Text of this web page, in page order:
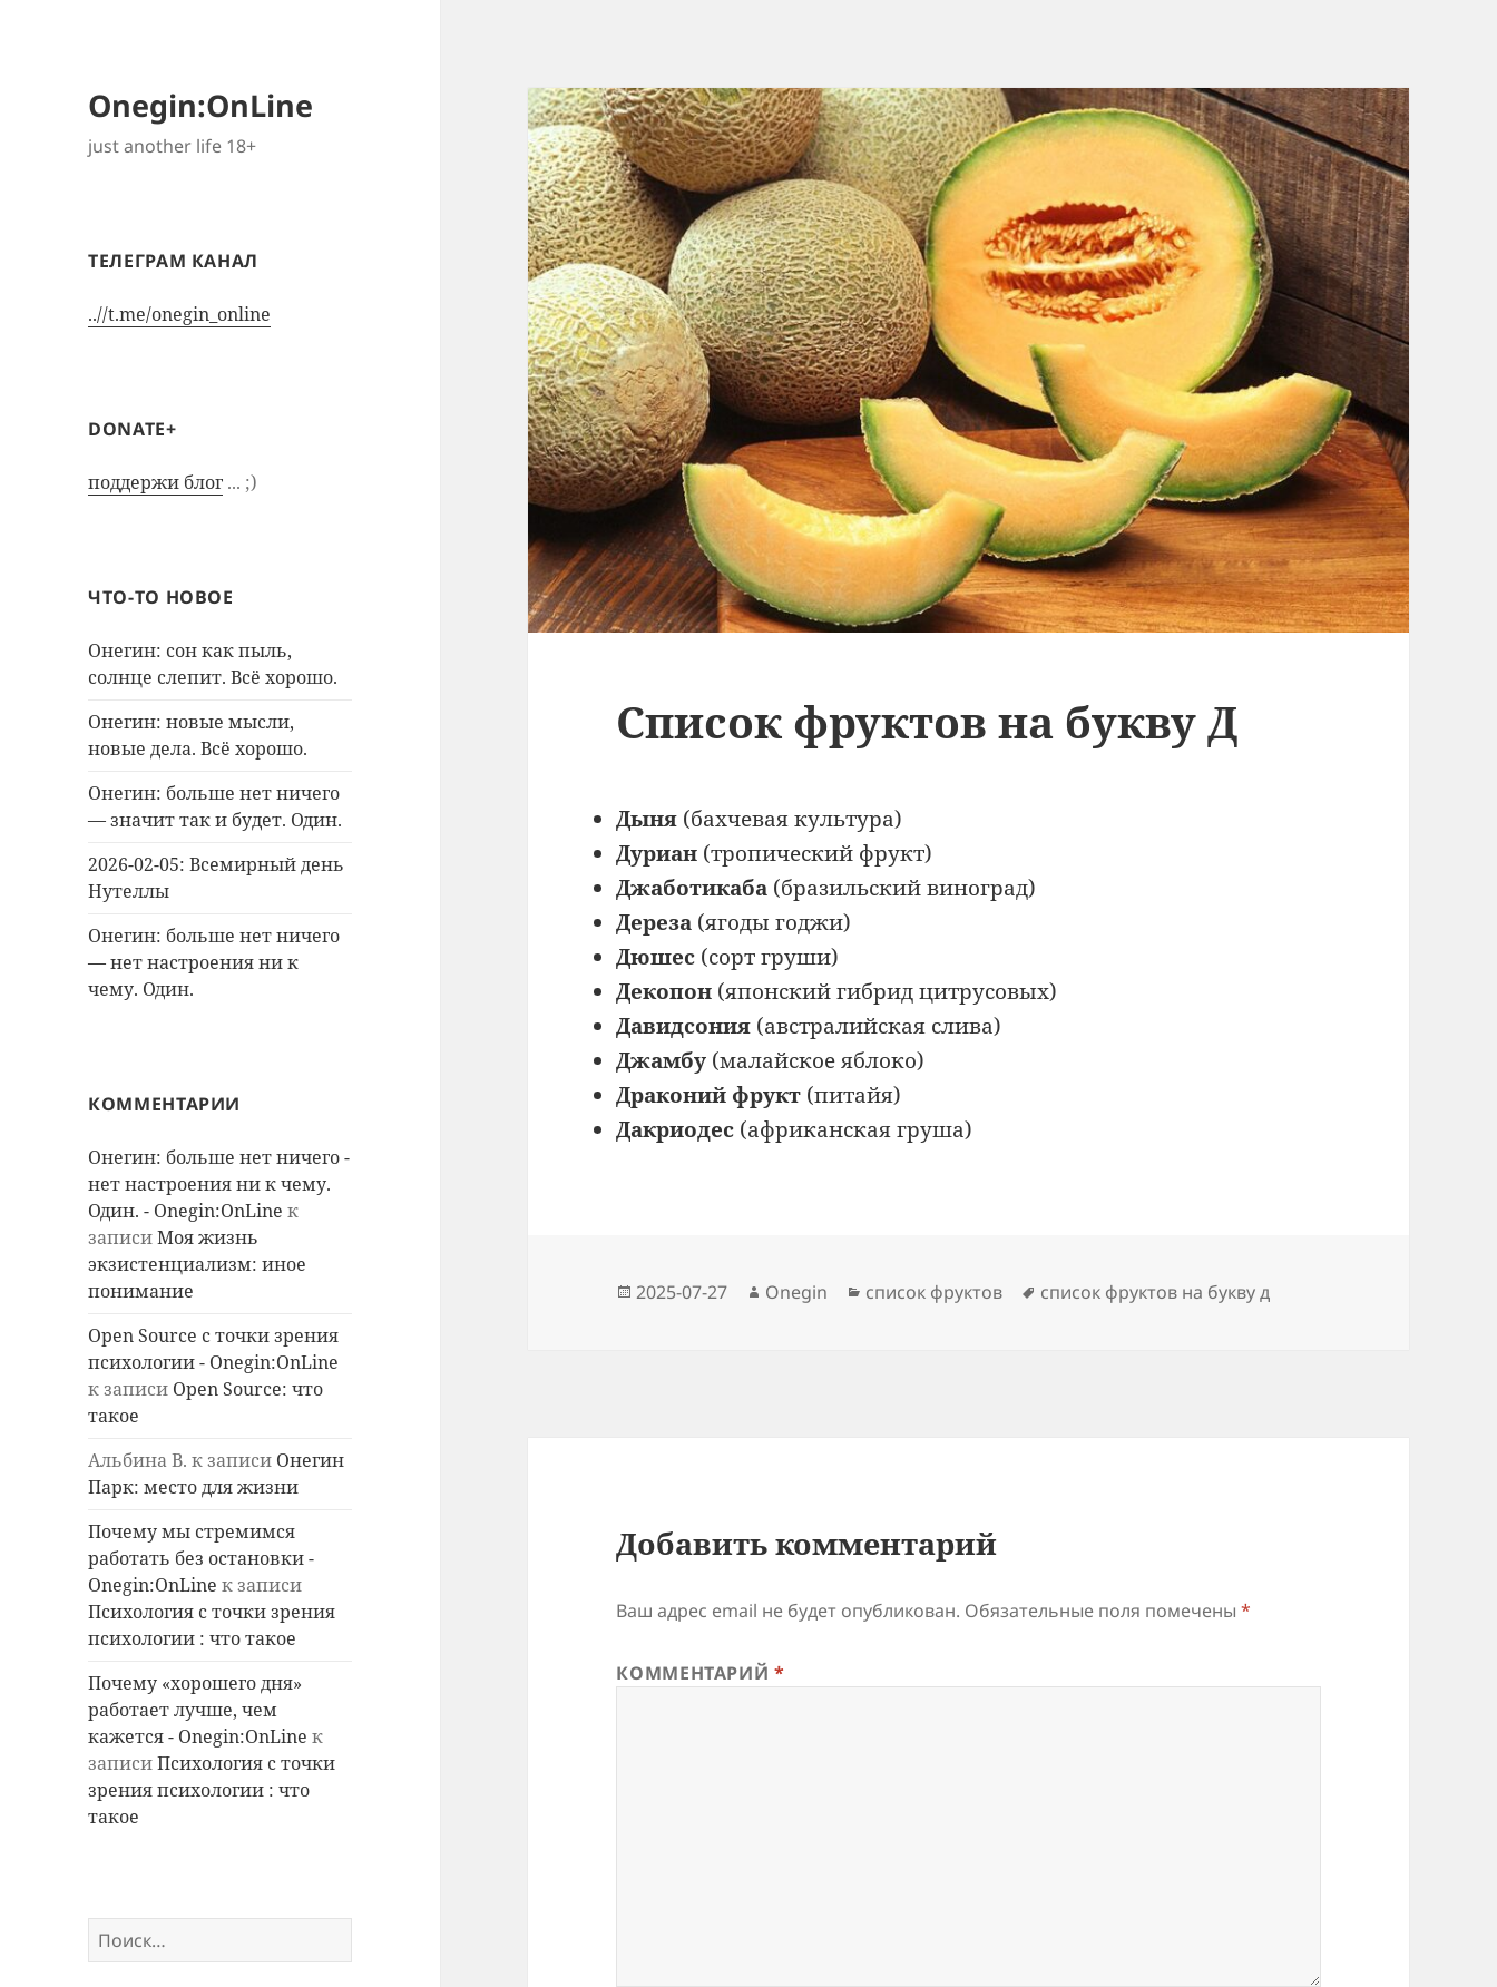
Onegin:OnLine
just another life 18+
ТЕЛЕГРАМ КАНАЛ
..//t.me/onegin_online
DONATE+
поддержи блог ... ;)
ЧТО-ТО НОВОЕ
Онегин: сон как пыль,
солнце слепит. Всё хорошо.
Онегин: новые мысли,
новые дела. Всё хорошо.
Онегин: больше нет ничего
— значит так и будет. Один.
2026-02-05: Всемирный день
Нутеллы
Онегин: больше нет ничего
— нет настроения ни к
чему. Один.
КОММЕНТАРИИ
Онегин: больше нет ничего -
нет настроения ни к чему.
Один. - Onegin:OnLine к
записиМоя жизнь
экзистенциализм: иное
понимание
Open Source с точки зрения
психологии - Onegin:OnLine
к записи Open Source: что
такое
Альбина В. к записи Онегин
Парк: место для жизни
Почему мы стремимся
работать без остановки -
Onegin:OnLine к записи
Психология с точки зрения
психологии : что такое
Почему «хорошего дня»
работает лучше, чем
кажется - Onegin:OnLine к
записиПсихология с точки
зрения психологии : что
такое
Найти:
Список фруктов на букву Д
Дыня (бахчевая культура)
Дуриан (тропический фрукт)
Джаботикаба (бразильский виноград)
Дереза (ягоды годжи)
Дюшес (сорт груши)
Декопон (японский гибрид цитрусовых)
Давидсония (австралийская слива)
Джамбу (малайское яблоко)
Драконий фрукт (питайя)
Дакриодес (африканская груша)
Опубликовано
2025-07-27 Автор
Onegin Рубрики
список фруктов Метки
список фруктов на букву д
Добавить комментарий
Ваш адрес email не будет опубликован. Обязательные поля помечены*
КОММЕНТАРИЙ*